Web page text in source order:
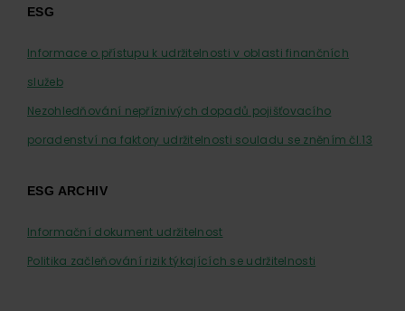
ESG
Informace o přístupu k udržitelnosti v oblasti finančních
služeb
Nezohledňování nepříznivých dopadů pojišťovacího
poradenství na faktory udržitelnosti souladu se zněním čl.13
ESG ARCHIV
Informační dokument udržitelnost
Politika začleňování rizik týkajících se udržitelnosti